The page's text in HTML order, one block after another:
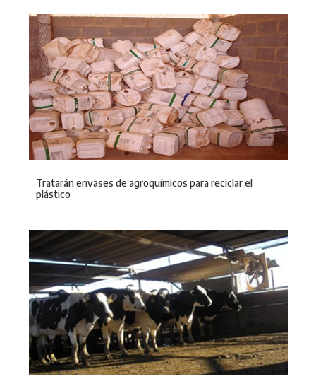
Tratarán envases de agroquímicos para reciclar el
plástico